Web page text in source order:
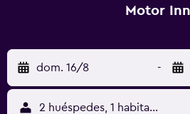
(velocidad: 25 Mbps o más). Es
Motor Inn
dom. 16/8 -
2 huéspedes, 1 habitación